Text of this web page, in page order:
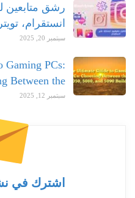
رشق متابعين
انستقرام،
سبتمبر 20, 2025
Gaming PCs:
Between the…
سبتمبر 12, 2025
اشترك في